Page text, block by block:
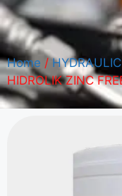
Home /
HIDROLIK ZINC